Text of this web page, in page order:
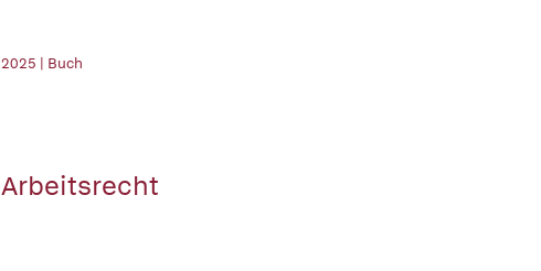
2025 | Buch
Arbeitsrecht